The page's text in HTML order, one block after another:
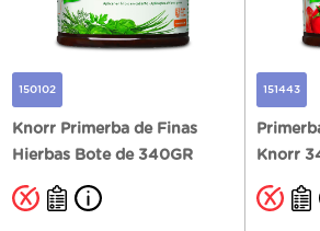
150102
Knorr Primerba de Finas
Hierbas Bote de 340GR
151443
Knorr